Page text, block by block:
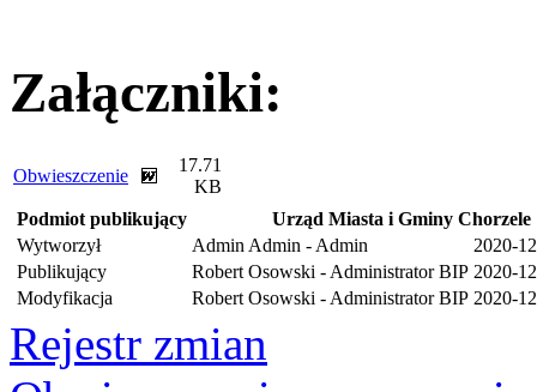
Załączniki:
Obwieszczenie
17.71
KB
Podmiot publikujący
Urząd Miasta i Gminy Chorzele
Wytworzył
Admin Admin - Admin
2020-
Publikujący
Robert Osowski - Administrator BIP 2020-
Modyfikacja
Robert Osowski - Administrator BIP 2020-
Rejestr zmian